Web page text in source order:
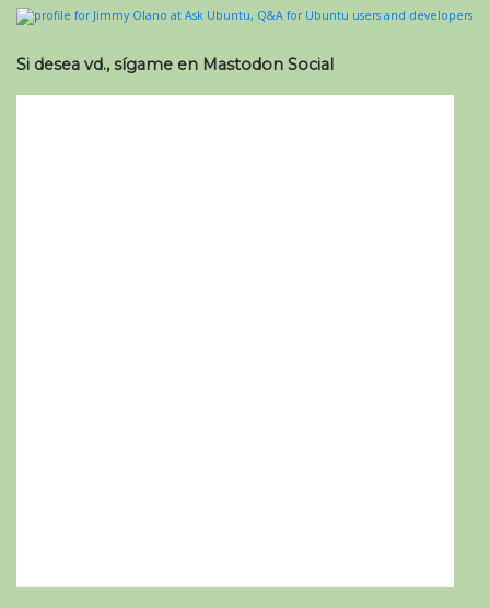
Si desea vd., sígame en Mastodon Social